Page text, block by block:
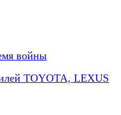
войны
TOYOTA, LEXUS